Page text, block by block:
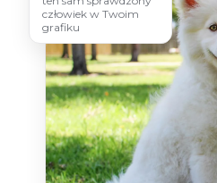
człowiek w Twoim
grafiku